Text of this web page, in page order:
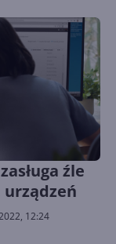
źle
12:24